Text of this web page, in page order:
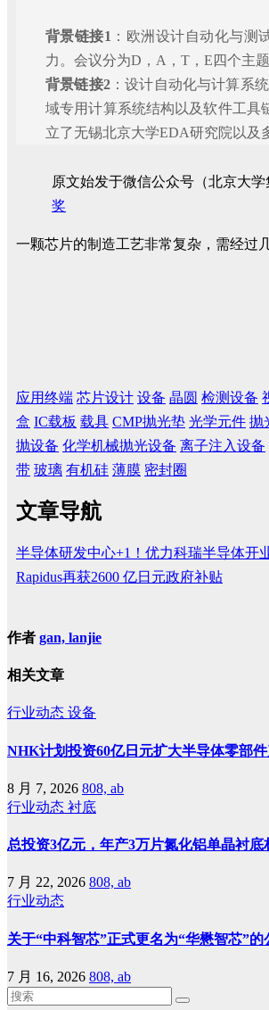
背景链接1 ：欧洲设计自动化与测
力。会议分为D，A，T，E四个主
背景链接2：设计自动化与计算系
域专用计算系统结构以及软件工具
立了无锡北京大学EDA研究院以及
原文始发于微信公众号（北京大学
奖
一颗芯片的制造工艺非常复杂，需经过
应用终端 芯片设计 设备 晶圆 检测设备
盒 IC载板 载具 CMP抛光垫 光学元件 抛
抛设备 化学机械抛光设备 离子注入设备
带 玻璃 有机硅 薄膜 密封圈
文章导航
半导体研发中心+1！优力科瑞半导体开
Rapidus再获2600 亿日元政府补贴
作者 gan, lanjie
相关文章
行业动态 设备
NHK计划投资60亿日元扩大半导体零部
8 月 7, 2026 808, ab
行业动态 衬底
总投资3亿元，年产3万片氮化铝单晶衬
7 月 22, 2026 808, ab
行业动态
关于“中科智芯”正式更名为“华懋智芯”的
7 月 16, 2026 808, ab